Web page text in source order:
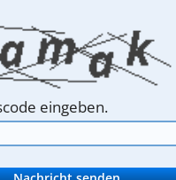
eingeben.